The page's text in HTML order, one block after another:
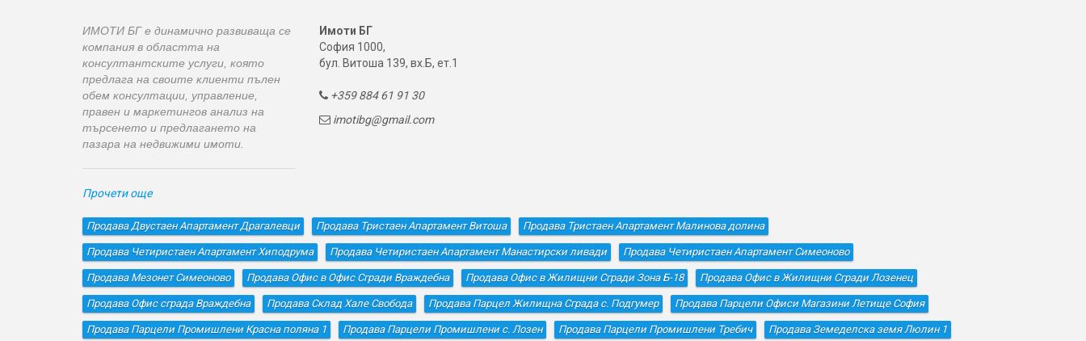
ИМОТИ БГ е динамично развиваща се
компания в областта на
консултантските услуги, която
предлага на своите клиенти пълен
обем консултации, управление,
правен и маркетингов анализ на
търсенето и предлагането на
пазара на недвижими имоти.
Прочети още
Имоти БГ
София 1000,
бул. Витоша 139, вх.Б, ет.1
+359 884 61 91 30
 imotibg@gmail.com
Продава Двустаен Апартамент Драгалевци Продава Тристаен Апартамент Витоша Продава Тристаен Апартамент Малинова долина
Продава Четиристаен Апартамент Хиподрума Продава Четиристаен Апартамент Манастирски ливади Продава Четиристаен Апартамент Симеоново
Продава Мезонет Симеоново Продава Офис в Офис Сгради Враждебна Продава Офис в Жилищни Сгради Зона Б-18 Продава Офис в Жилищни Сгради Лозенец
Продава Офис сграда Враждебна Продава Склад Хале Свобода Продава Парцел Жилищна Сграда с. Подгумер Продава Парцели Офиси Магазини Летище София
Продава Парцели Промишлени Красна поляна 1 Продава Парцели Промишлени с. Лозен Продава Парцели Промишлени Требич Продава Земеделска земя Люлин 1